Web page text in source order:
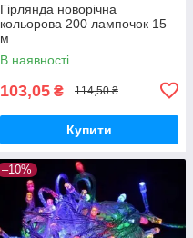
Гірлянда новорічна
кольорова 200 лампочок 15
м
В наявності
103,05 ₴ 114,50 ₴
Купити
–10%